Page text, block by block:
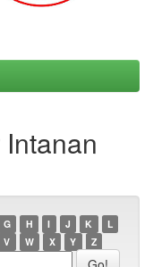
G H I J K
L
V W X Y Z